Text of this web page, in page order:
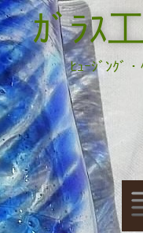
ｶﾞﾗｽ
ﾋｭｰｼﾞﾝｸﾞ